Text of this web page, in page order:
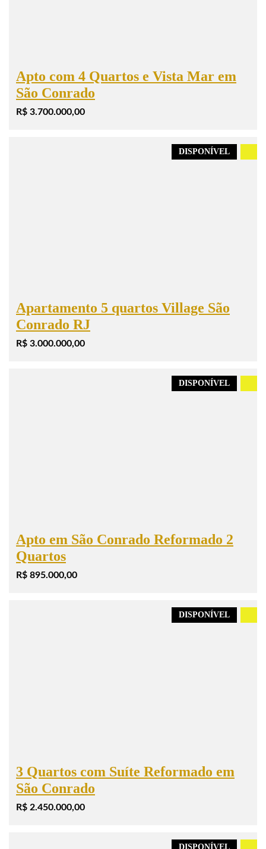
Apto com 4 Quartos e Vista Mar em
São Conrado
R$ 3.700.000,00
DISPONÍVEL
Apartamento 5 quartos Village São
Conrado RJ
R$ 3.000.000,00
DISPONÍVEL
Apto em São Conrado Reformado 2
Quartos
R$ 895.000,00
DISPONÍVEL
3 Quartos com Suíte Reformado em
São Conrado
R$ 2.450.000,00
DISPONÍVEL